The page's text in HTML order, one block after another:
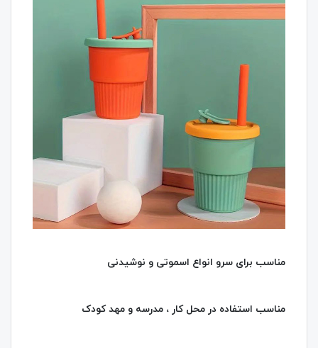
مناسب برای سرو انواع اسموتی و نوشیدنی
مناسب استفاده در محل کار ، مدرسه و مهد کودک